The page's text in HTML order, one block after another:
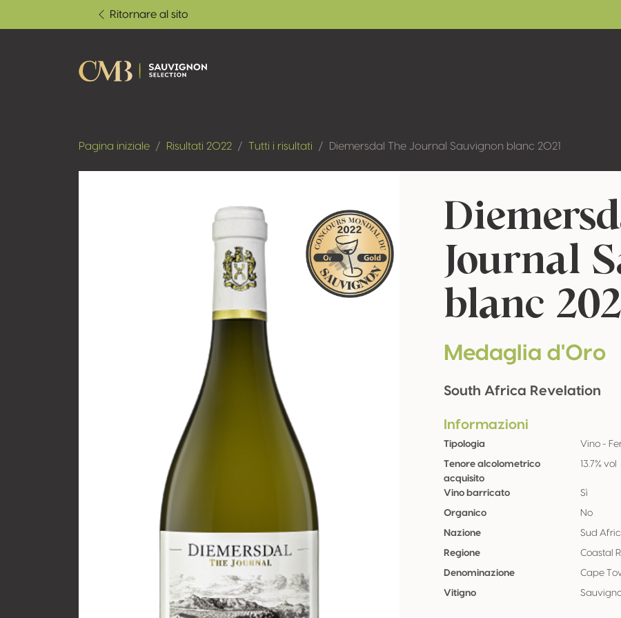
Ritornare al sito
Pagina iniziale Risultati 2022 Tutti i risultati Diemersdal The Journal Sauvignon blanc 2021
Journal
blanc
Medaglia d'Oro
South Africa Revelation
Informazioni
Tipologia Vino -
Tenore alcolometrico
acquisito
13.7% vol
Vino barricato Sì
Organico No
Nazione Sud
Regione Coastal
Denominazione Cape
Vitigno